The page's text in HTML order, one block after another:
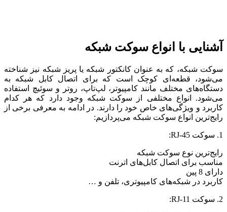
آشنایی با انواع سوکت شبکه
سوکت شبکه، که به عنوان کانکتور شبکه یا پریز شبکه نیز شناخته
می‌شود، قطعه‌ای کوچک است که برای اتصال کابل شبکه به
دستگاه‌های مختلف مانند کامپیوتر، لپ‌تاپ، روتر و سوئیچ استفاده
می‌شود. انواع مختلفی از سوکت شبکه وجود دارد که هر کدام
کاربرد و ویژگی‌های خاص خود را دارند. در ادامه به معرفی برخی از
رایج‌ترین انواع سوکت شبکه می‌پردازیم:
1. سوکت RJ-45:
رایج‌ترین نوع سوکت شبکه
مناسب برای اتصال کابل‌های اترنت
دارای 8 پین
کاربرد در شبکه‌های کامپیوتری، تلفن و …
2. سوکت RJ-11: